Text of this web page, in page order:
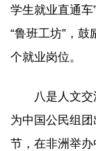
学生就业直通
“鲁班工坊”，
个就业岗位。
八是人文
为中国公民组
节，在非洲举